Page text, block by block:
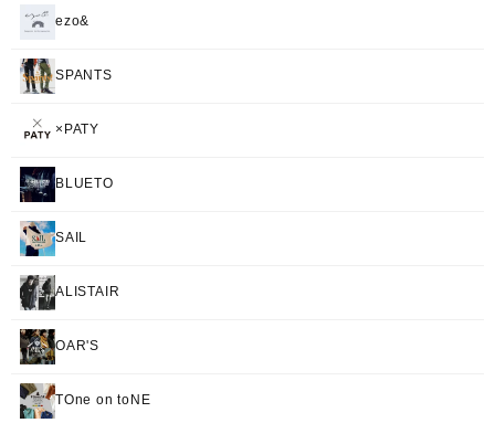
ezo&
SPANTS
×PATY
BLUETO
SAIL
ALISTAIR
OAR'S
TOne on toNE